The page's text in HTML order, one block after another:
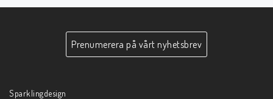
Prenumerera på vårt nyhetsbrev
Sparklingdesign